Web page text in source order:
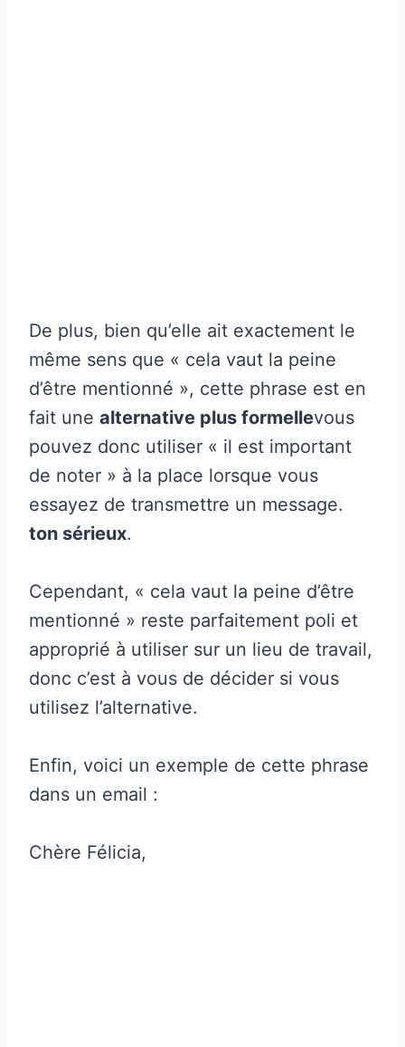
De plus, bien qu’elle ait exactement le
même sens que « cela vaut la peine
d’être mentionné », cette phrase est en
fait une alternative plus formellevous
pouvez donc utiliser « il est important
de noter » à la place lorsque vous
essayez de transmettre un message.
ton sérieux.
Cependant, « cela vaut la peine d’être
mentionné » reste parfaitement poli et
approprié à utiliser sur un lieu de travail,
donc c’est à vous de décider si vous
utilisez l’alternative.
Enfin, voici un exemple de cette phrase
dans un email :
Chère Félicia,